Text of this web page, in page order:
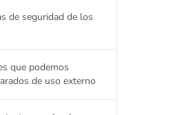
de seguridad de los
que podemos
de uso externo